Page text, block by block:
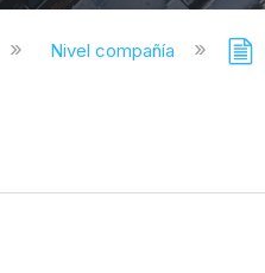
Nivel compañía